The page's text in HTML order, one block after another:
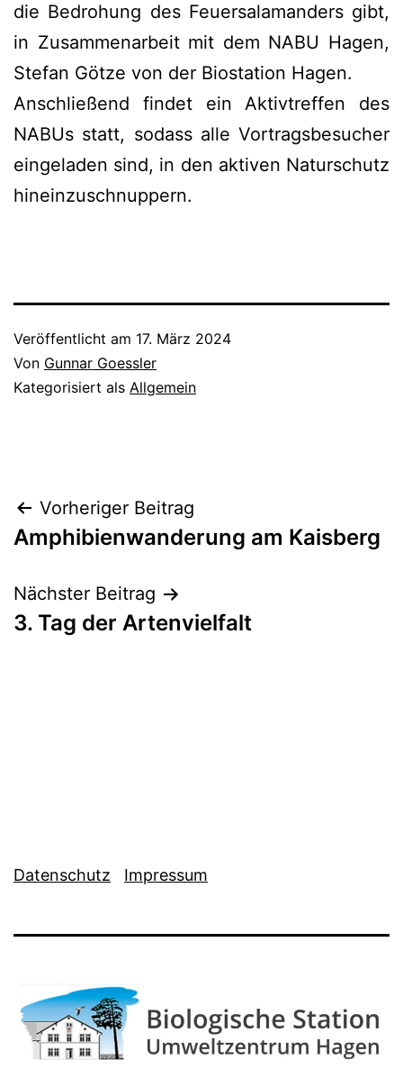
die Bedrohung des Feuersalamanders gibt,
in Zusammenarbeit mit dem NABU Hagen,
Stefan Götze von der Biostation Hagen.
Anschließend findet ein Aktivtreffen des
NABUs statt, sodass alle Vortragsbesucher
eingeladen sind, in den aktiven Naturschutz
hineinzuschnuppern.
Veröffentlicht am 17. März 2024
Von Gunnar Goessler
Kategorisiert als Allgemein
Beitragsnavigation
Vorheriger Beitrag
Amphibienwanderung am Kaisberg
Nächster Beitrag
3. Tag der Artenvielfalt
Datenschutz Impressum